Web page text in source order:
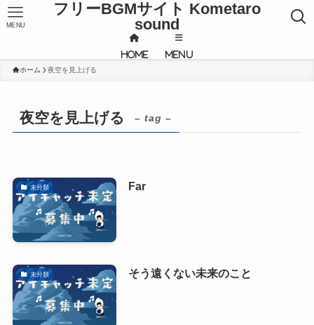
フリーBGMサイト Kometaro
sound
MENU
HOME MENU
ホーム 夜空を見上げる
夜空を見上げる – tag –
未分類 Far
未分類 そう遠くない未来のこと